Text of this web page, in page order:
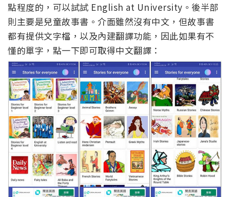
點程度的，可以試試 English at University。後半部
則主要是兒童故事書。介面雖然沒有中文，但故事書
都有提供文字檔，以及內建翻譯功能，因此如果有不
懂的單字，點一下即可取得中文翻譯：